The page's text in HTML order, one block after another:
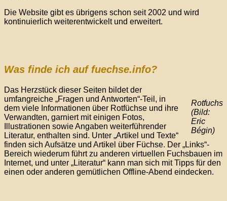
Die Website gibt es übrigens schon seit 2002 und wird
kontinuierlich weiterentwickelt und erweitert.
Was finde ich auf fuechse.info?
Rotfuchs
(Bild:
Eric
Bégin)
Das Herzstück dieser Seiten bildet der
umfangreiche „Fragen und Antworten“-Teil, in
dem viele Informationen über Rotfüchse und ihre
Verwandten, garniert mit einigen Fotos,
Illustrationen sowie Angaben weiterführender
Literatur, enthalten sind. Unter „Artikel und Texte“
finden sich Aufsätze und Artikel über Füchse. Der „Links“-
Bereich wiederum führt zu anderen virtuellen Fuchsbauen im
Internet, und unter „Literatur“ kann man sich mit Tipps für den
einen oder anderen gemütlichen Offline-Abend eindecken.